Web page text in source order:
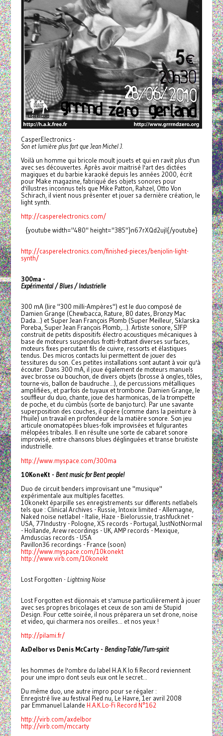
CasperElectronics -
Son et lumière plus fort que Jean Michel J.
Voilà un homme qui bricole moult jouets et qui en ravit plus d'un
avec ses découvertes. Après avoir maitrisé l'art des dictées
magiques et du barbie karaoké depuis les années 2000, écrit
pour Make magazine, fabriqué des objets sonores pour
d'illustres inconnus tels que Mike Patton, Rahzel, Otto Von
Schirach, il vient nous présenter et jouer sa dernière création, le
light synth.
http://casperelectronics.com/
{youtube width="480" height="385"}n67rXQd2ujI{/youtube}
http://casperelectronics.com/finished-pieces/benjolin-light-
synth/
300ma -
Expérimental / Blues / Industrielle
300 mA (lire "300 milli-Ampères") est le duo composé de
Damien Grange (Chewbacca, Rature, 80 dates, Bronzy Mac
Dada...) et Super Jean François Plomb (Super Meilleur, Sklarska
Poreba, Super Jean François Plomb,...). Artiste sonore, SJFP
construit de petits dispositifs électro acoustiques mécaniques à
base de moteurs suspendus frotti-frottant diverses surfaces,
moteurs fixes percutant fils de cuivre, ressorts et élastiques
tendus. Des micros contacts lui permettent de jouer des
tessitures du son. Ces petites installations sont autant à voir qu'à
écouter. Dans 300 mA, il joue également de moteurs manuels
avec brosse ou bouchon, de divers objets (brosse à ongles, tôles,
tourne-vis, ballon de baudruche...), de percussions métalliques
amplifiées, et parfois de tuyaux et trombone. Damien Grange, le
souffleur du duo, chante, joue des harmonicas, de la trompette
de poche, et du cùmbùs (sorte de banjo turc). Par une savante
superposition des couches, il opère (comme dans la peinture à
l'huile) un travail en profondeur de la matière sonore. Son jeu
articule onomatopées blues-folk improvisées et fulgurantes
mélopées tribales. Il en résulte une sorte de cabaret sonore
improvisé, entre chansons blues déglinguées et transe bruitiste
industrielle.
http://www.myspace.com/300ma
10KoneKt - Bent music for Bent people!
Duo de circuit benders improvisant une "musique"
expérimentale aux multiples facettes.
10konekt éparpille ses enregistrements sur differents netlabels
tels que : Clinical Archives - Russie, Intoxix limited - Allemagne,
Naked noise netlabel - Italie, Haze - Bielorussie, trashfucknet -
USA, 77Industry - Pologne, XS records - Portugal, JustNotNormal
- Hollande, Arew recordings - UK, AMP records - Mexique,
Amduscias records - USA
Pavillon36 recordings - France (soon)
http://www.myspace.com/10konekt
http://www.virb.com/10konekt
Lost Forgotten -Lightning Noise
Lost Forgotten est dijonnais et s'amuse particulièrement à jouer
avec ses propres bricolages et ceux de son ami de Stupid
Design. Pour cette soirée, il nous préparera un set drone, noise
et video, qui charmera nos oreilles... et nos yeux !
http://pilami.fr/
AxDelbor vs Denis McCarty - Bending-Table/Turn-spirit
les hommes de l'ombre du label H.A.K lo fi Record reviennent
pour une impro dont seuls eux ont le secret...
Du même duo, une autre impro pour se régaler :
Enregistré live au festival Pied nu, Le Havre, 1er avril 2008
par Emmanuel Lalande H.A.K.Lo-Fi Record N°162
http://virb.com/axdelbor
http://virb.com/mccarty